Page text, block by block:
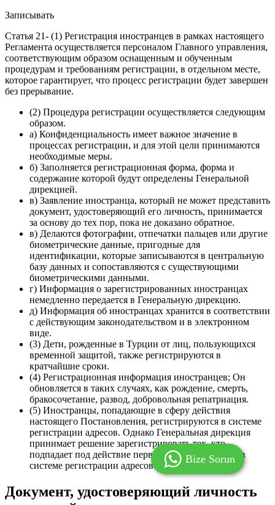
Записывать
Статья 21- (1) Регистрация иностранцев в рамках настоящего
Регламента осуществляется персоналом Главного управления,
соответствующим образом оснащенным и обученным
процедурам и требованиям регистрации, в отдельном месте,
которое гарантирует, что процесс регистрации будет завершен
без прерывание.
(2) Процедура регистрации осуществляется следующим
образом.
а) Конфиденциальность имеет важное значение в
процессах регистрации, и для этой цели принимаются
необходимые меры.
б) Заполняется регистрационная форма, форма и
содержание которой будут определены Генеральной
дирекцией.
в) Заявление иностранца, который не может представить
документ, удостоверяющий его личность, принимается
за основу до тех пор, пока не доказано обратное.
в) Делаются фотографии, отпечатки пальцев или другие
биометрические данные, пригодные для
идентификации, которые записываются в центральную
базу данных и сопоставляются с существующими
биометрическими данными.
г) Информация о зарегистрированных иностранцах
немедленно передается в Генеральную дирекцию.
д) Информация об иностранцах хранится в соответствии
с действующим законодательством и в электронном
виде.
(3) Дети, рожденные в Турции от лиц, пользующихся
временной защитой, также регистрируются в
кратчайшие сроки.
(4) Регистрационная информация иностранцев; Он
обновляется в таких случаях, как рождение, смерть,
бракосочетание, развод, добровольная репатриация.
(5) Иностранцы, попадающие в сферу действия
настоящего Постановления, регистрируются в системе
регистрации адресов. Однако Генеральная дирекция
принимает решение зарегистрировать тех, кто
подпадает под действие первого пункта статьи 8, в
системе регистрации адресов.
Документ, удостоверяющий личность
Bize Sorun